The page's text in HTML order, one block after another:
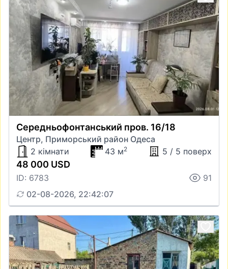
Середньофонтанський пров. 16/18
Центр, Приморський район Одеса
2 кімнати
43 м2 5 / 5 поверх
48 000 USD
ID: 6783
91
02-08-2026, 22:42:07